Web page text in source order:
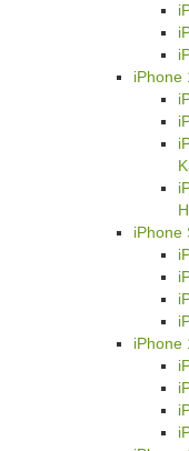
iPhone
iPhone
iPhone